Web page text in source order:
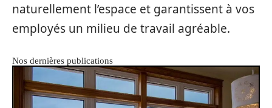
naturellement l’espace et garantissent à vos
employés un milieu de travail agréable.
Nos dernières publications